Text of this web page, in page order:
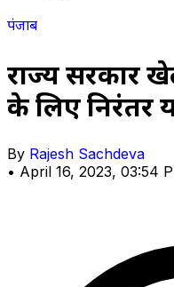
पंजाब
राज्य सरकार
के लिए निरंतर
By Rajesh Sachdeva
• April 16, 2023, 03:54